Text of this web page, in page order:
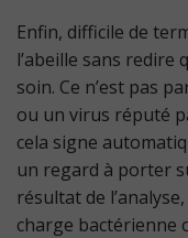
Enfin, difficile de
l’abeille sans redire
soin. Ce n’est pas
ou un virus réputé
cela signe
un regard à porter
résultat de
charge bactérienne